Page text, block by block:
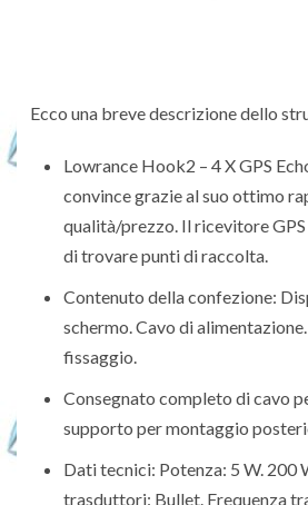
Ecco una breve descrizione dello
Lowrance Hook2 – 4 X GPS
convince grazie al suo ottimo
qualità/prezzo. Il ricevitore
di trovare punti di raccolta.
Contenuto della confezione:
schermo. Cavo di
fissaggio.
Consegnato completo di cavo
supporto per montaggio
Dati tecnici: Potenza: 5 W. 200
trasduttori: Bullet. Frequenza